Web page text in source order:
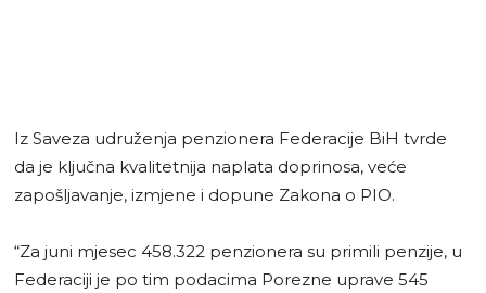
Iz Saveza udruženja penzionera Federacije BiH tvrde
da je ključna kvalitetnija naplata doprinosa, veće
zapošljavanje, izmjene i dopune Zakona o PIO.
“Za juni mjesec 458.322 penzionera su primili penzije, u
Federaciji je po tim podacima Porezne uprave 545